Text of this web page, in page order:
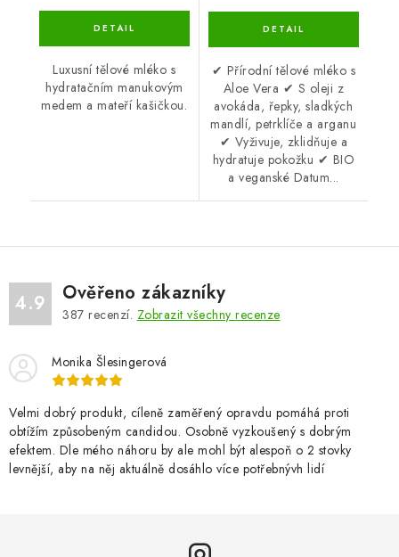
Luxusní tělové mléko s
hydratačním manukovým
medem a mateří kašičkou.
✔ Přírodní tělové mléko s
Aloe Vera ✔ S oleji z
avokáda, řepky, sladkých
mandlí, petrklíče a arganu
✔ Vyživuje, zklidňuje a
hydratuje pokožku ✔ BIO
a veganské Datum...
4.9 Ověřeno zákazníky
387 recenzí. Zobrazit všechny recenze
Monika Šlesingerová
Velmi dobrý produkt, cíleně zaměřený opravdu pomáhá proti
obtížím způsobeným candidou. Osobně vyzkoušený s dobrým
efektem. Dle mého náhoru by ale mohl být alespoň o 2 stovky
levnější, aby na něj aktuálně dosáhlo více potřebnývh lidí